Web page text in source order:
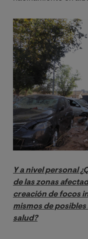
Y a nivel personal
de las zonas
creación de focos
mismos de
salud?